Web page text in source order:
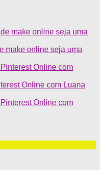
make online seja uma
make online seja uma
Online com
Online com Luana
Online com